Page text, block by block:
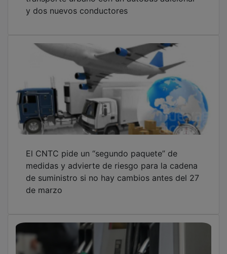
transporte urbano con un autobús adicional
y dos nuevos conductores
El CNTC pide un “segundo paquete” de
medidas y advierte de riesgo para la cadena
de suministro si no hay cambios antes del 27